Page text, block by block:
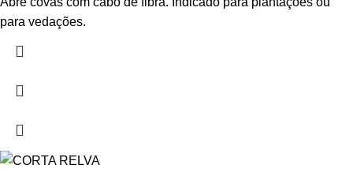
para vedações.